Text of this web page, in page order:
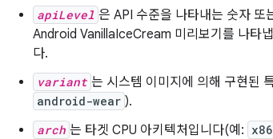
apiLevel 은 API 수준을 나타내는 숫자 또
Android VanillaIceCream 미리보기를 나타
다.
variant 는 시스템 이미지에 의해 구현된
android-wear ).
arch 는 타겟 CPU 아키텍처입니다(예: x86